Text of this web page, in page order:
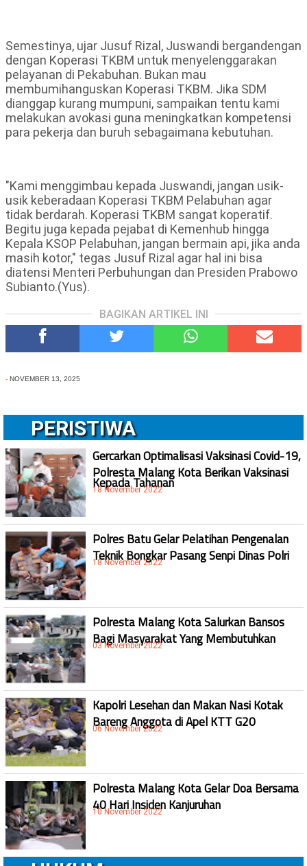
Semestinya, ujar Jusuf Rizal, Juswandi bergandengan
dengan Koperasi TKBM untuk menyelenggarakan
pelayanan di Pekabuhan. Bukan mau
membumihanguskan Koperasi TKBM. Jika SDM
dianggap kurang mumpuni, sampaikan tentu kami
melakukan avokasi guna meningkatkan kompetensi
para pekerja dan buruh sebagaimana kebutuhan.
"Kami menggimbau kepada Juswandi, jangan usik-
usik keberadaan Koperasi TKBM Pelabuhan agar
tidak berdarah. Koperasi TKBM sangat koperatif.
Begitu juga kepada pejabat di Kemenhub hingga
Kepala KSOP Pelabuhan, jangan bermain api, jika anda
masih kotor," tegas Jusuf Rizal agar hal ini bisa
diatensi Menteri Perbuhungan dan Presiden Prabowo
Subianto.(Yus).
BAGIKAN ARTIKEL INI
- NOVEMBER 13, 2025
PERISTIWA
Gercarkan Optimalisasi Vaksinasi Covid-19,
Polresta Malang Kota Berikan Vaksinasi
Kepada Tahanan
18 November 2022
Polres Batu Gelar Pelatihan Pengenalan
Teknik Bongkar Pasang Senpi Dinas Polri
18 November 2022
Polresta Malang Kota Salurkan Bansos
Bagi Masyarakat Yang Membutuhkan
03 November 2022
Kapolri Lesehan dan Makan Nasi Kotak
Bareng Anggota di Apel KTT G20
06 November 2022
Polresta Malang Kota Gelar Doa Bersama
40 Hari Insiden Kanjuruhan
10 November 2022